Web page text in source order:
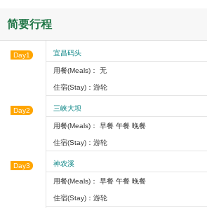
简要行程
Day1 宜昌码头
用餐(Meals)： 无
住宿(Stay)：游轮
Day2 三峡大坝
用餐(Meals)： 早餐 午餐 晚餐
住宿(Stay)：游轮
Day3 神农溪
用餐(Meals)： 早餐 午餐 晚餐
住宿(Stay)：游轮